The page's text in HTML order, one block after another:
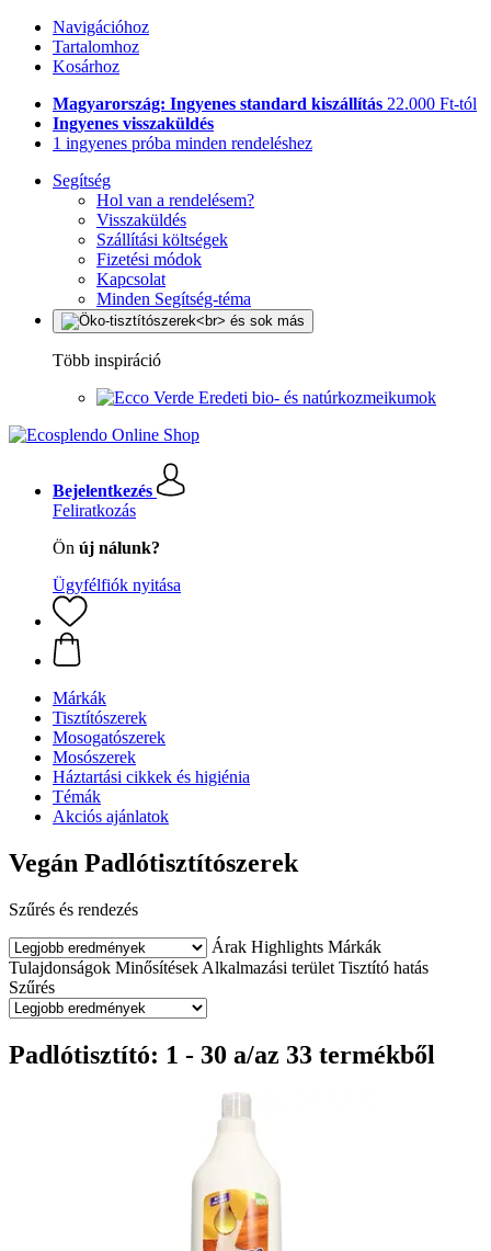
Navigációhoz
Tartalomhoz
Kosárhoz
Magyarország: Ingyenes standard kiszállítás 22.000 Ft-tól
Ingyenes visszaküldés
1 ingyenes próba minden rendeléshez
Segítség
Hol van a rendelésem?
Visszaküldés
Szállítási költségek
Fizetési módok
Kapcsolat
Minden Segítség-téma
Több inspiráció
Eredeti bio- és natúrkozmeikumok
Bejelentkezés
Feliratkozás
Ön új nálunk?
Ügyfélfiók nyitása
Márkák
Tisztítószerek
Mosogatószerek
Mosószerek
Háztartási cikkek és higiénia
Témák
Akciós ajánlatok
Vegán Padlótisztítószerek
Szűrés és rendezés
Árak Highlights Márkák
Tulajdonságok Minősítések Alkalmazási terület Tisztító hatás
Szűrés
Padlótisztító: 1 - 30 a/az 33 termékből